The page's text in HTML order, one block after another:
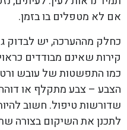
אם לא מטפלים בו בזמן.
כחלק מההערכה, יש לבדוק
קירות שאינם מבודדים
כמו התפשטות של עובש
הצבע – צבע מתקלף או דוהה
שדורשות טיפול. חשוב
לתכנן את השיקום בצורה